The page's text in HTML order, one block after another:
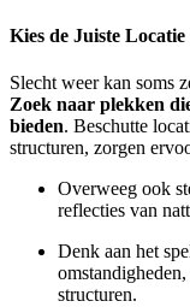
Kies de Juiste Locatie
Slecht weer kan soms
Zoek naar plekken
bieden. Beschutte
structuren, zorgen
Overweeg ook
reflecties van
Denk aan het
structuren.